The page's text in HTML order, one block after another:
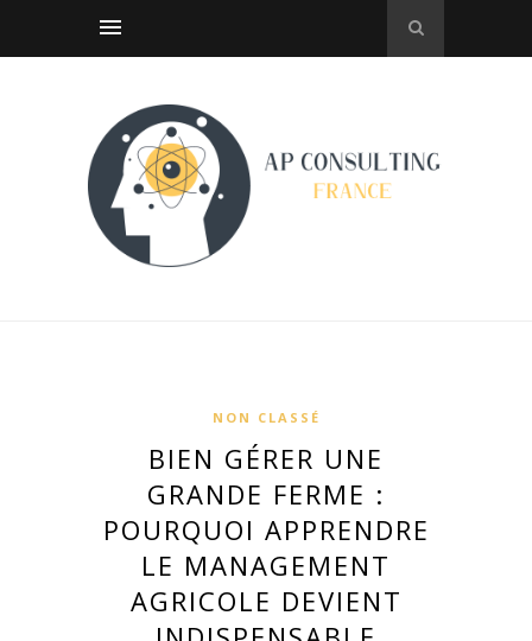
NON CLASSÉ
BIEN GÉRER UNE
GRANDE FERME :
POURQUOI APPRENDRE
LE MANAGEMENT
AGRICOLE DEVIENT